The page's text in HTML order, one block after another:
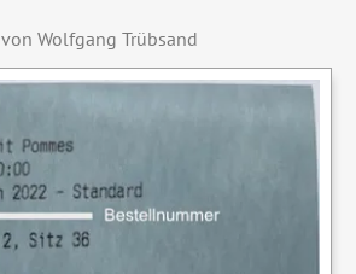
von Wolfgang Trübsand